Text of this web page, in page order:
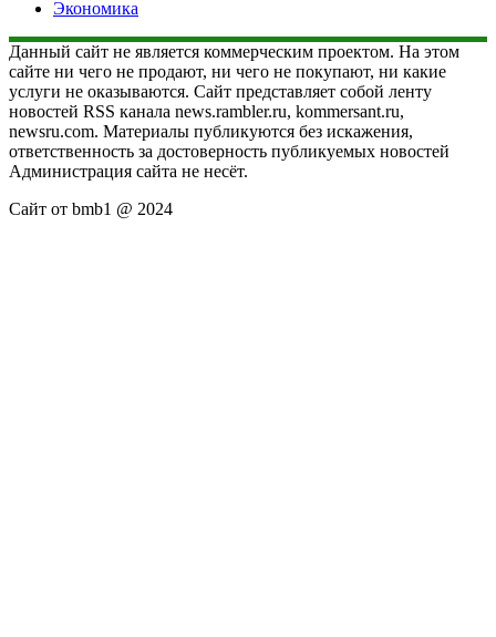
Экономика
Данный сайт не является коммерческим проектом. На этом
сайте ни чего не продают, ни чего не покупают, ни какие
услуги не оказываются. Сайт представляет собой ленту
новостей RSS канала news.rambler.ru, kommersant.ru,
newsru.com. Материалы публикуются без искажения,
ответственность за достоверность публикуемых новостей
Администрация сайта не несёт.
Сайт от bmb1 @ 2024